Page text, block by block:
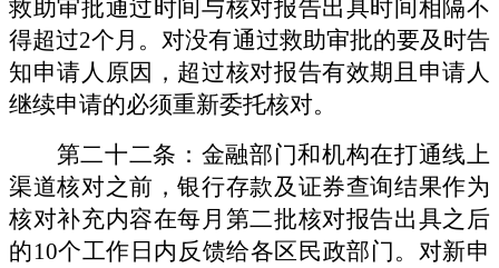
救助审批通过时间与核对报告出具时间相隔不
得超过2个月。对没有通过救助审批的要及时告
知申请人原因，超过核对报告有效期且申请人
继续申请的必须重新委托核对。
第二十二条：金融部门和机构在打通线上
渠道核对之前，银行存款及证券查询结果作为
核对补充内容在每月第二批核对报告出具之后
的10个工作日内反馈给各区民政部门。对新申